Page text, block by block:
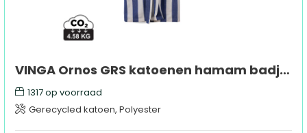
VINGA Ornos GRS katoenen hamam badjas L/XL
1317op voorraad
Gerecycled katoen, Polyester